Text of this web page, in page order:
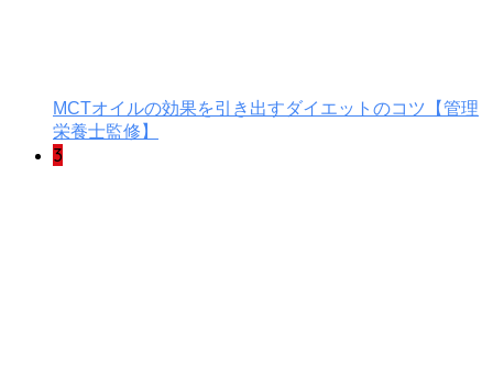
MCTオイルの効果を引き出すダイエットのコツ【管理
栄養士監修】
3